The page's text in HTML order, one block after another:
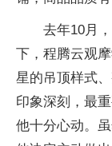
去年10月
下，程腾云观
星的吊顶样式
印象深刻，最
他十分心动。